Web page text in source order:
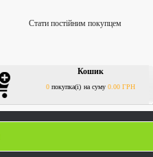
Стати постійним покупцем
Кошик
0 покупка(і) на суму0.00 ГРН